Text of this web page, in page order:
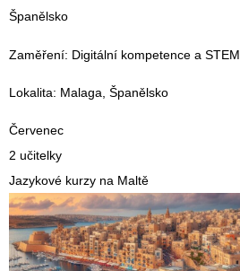
Španělsko
Zaměření: Digitální kompetence a STEM
Lokalita: Malaga, Španělsko
Červenec
2 učitelky
Jazykové kurzy na Maltě